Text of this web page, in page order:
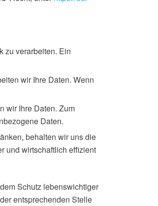
zu verarbeiten. Ein
wir Ihre Daten. Wenn
wir Ihre Daten. Zum
Daten.
behalten wir uns die
und wirtschaftlich effizient
Schutz lebenswichtiger
entsprechenden Stelle